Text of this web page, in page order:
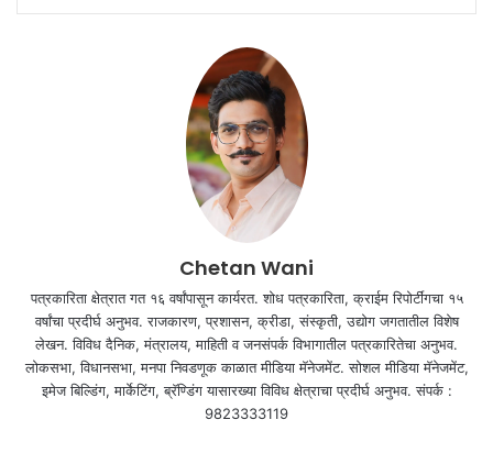
Chetan Wani
पत्रकारिता क्षेत्रात गत १६ वर्षांपासून कार्यरत. शोध पत्रकारिता, क्राईम रिपोर्टींगचा १५
वर्षांचा प्रदीर्घ अनुभव. राजकारण, प्रशासन, क्रीडा, संस्कृती, उद्योग जगतातील विशेष
लेखन. विविध दैनिक, मंत्रालय, माहिती व जनसंपर्क विभागातील पत्रकारितेचा अनुभव.
लोकसभा, विधानसभा, मनपा निवडणूक काळात मीडिया मॅनेजमेंट. सोशल मीडिया मॅनेजमेंट,
इमेज बिल्डिंग, मार्केटिंग, ब्रॅण्डिंग यासारख्या विविध क्षेत्राचा प्रदीर्घ अनुभव. संपर्क :
9823333119